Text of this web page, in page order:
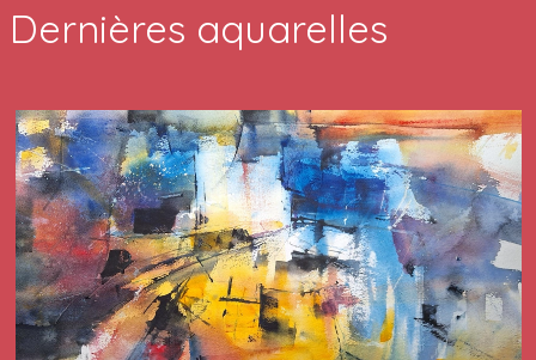
Dernières aquarelles